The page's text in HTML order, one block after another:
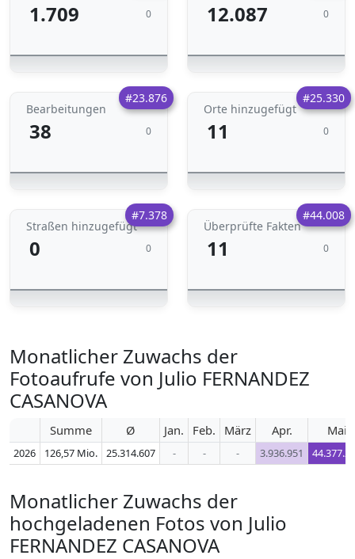
1.709 0 12.087 0
#23.876
Bearbeitungen
38 0
#25.330
Orte hinzugefügt
11 0
#7.378
Straßen hinzugefügt
0 0
#44.008
Überprüfte Fakten
11 0
Monatlicher Zuwachs der
Fotoaufrufe von Julio FERNANDEZ
CASANOVA
Summe Ø Jan. Feb. März Apr. Mai
2026 126,57 Mio. 25.314.607 - - - 3.936.951
Monatlicher Zuwachs der
hochgeladenen Fotos von Julio
FERNANDEZ CASANOVA